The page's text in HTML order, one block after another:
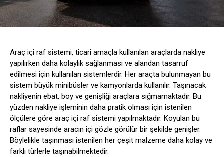
Araç içi raf sistemi, ticari amaçla kullanılan araçlarda nakliye
yapılırken daha kolaylık sağlanması ve alandan tasarruf
edilmesi için kullanılan sistemlerdir. Her araçta bulunmayan bu
sistem büyük minibüsler ve kamyonlarda kullanılır. Taşınacak
nakliyenin ebat, boy ve genişliği araçlara sığmamaktadır. Bu
yüzden nakliye işleminin daha pratik olması için istenilen
ölçülere göre araç içi raf sistemi yapılmaktadır. Koyulan bu
raflar sayesinde aracın içi gözle görülür bir şekilde genişler.
Böylelikle taşınması istenilen her çeşit malzeme daha kolay ve
farklı türlerle taşınabilmektedir.